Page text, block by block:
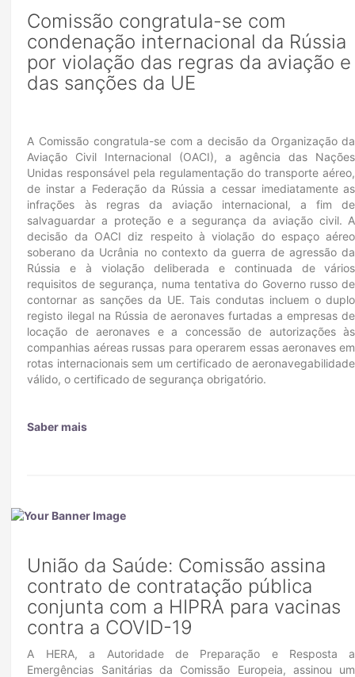
Comissão congratula-se com
condenação internacional da Rússia
por violação das regras da aviação e
das sanções da UE
A Comissão congratula-se com a decisão da Organização da
Aviação Civil Internacional (OACI), a agência das Nações
Unidas responsável pela regulamentação do transporte aéreo,
de instar a Federação da Rússia a cessar imediatamente as
infrações às regras da aviação internacional, a fim de
salvaguardar a proteção e a segurança da aviação civil. A
decisão da OACI diz respeito à violação do espaço aéreo
soberano da Ucrânia no contexto da guerra de agressão da
Rússia e à violação deliberada e continuada de vários
requisitos de segurança, numa tentativa do Governo russo de
contornar as sanções da UE. Tais condutas incluem o duplo
registo ilegal na Rússia de aeronaves furtadas a empresas de
locação de aeronaves e a concessão de autorizações às
companhias aéreas russas para operarem essas aeronaves em
rotas internacionais sem um certificado de aeronavegabilidade
válido, o certificado de segurança obrigatório.
Saber mais
União da Saúde: Comissão assina
contrato de contratação pública
conjunta com a HIPRA para vacinas
contra a COVID-19
A HERA, a Autoridade de Preparação e Resposta a
Emergências Sanitárias da Comissão Europeia, assinou um